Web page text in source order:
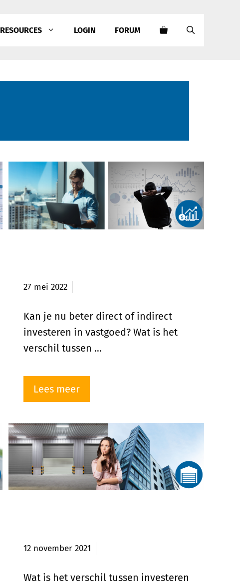
RESOURCES LOGIN FORUM
27 mei 2022
Kan je nu beter direct of indirect
investeren in vastgoed? Wat is het
verschil tussen …
Lees meer
12 november 2021
Wat is het verschil tussen investeren